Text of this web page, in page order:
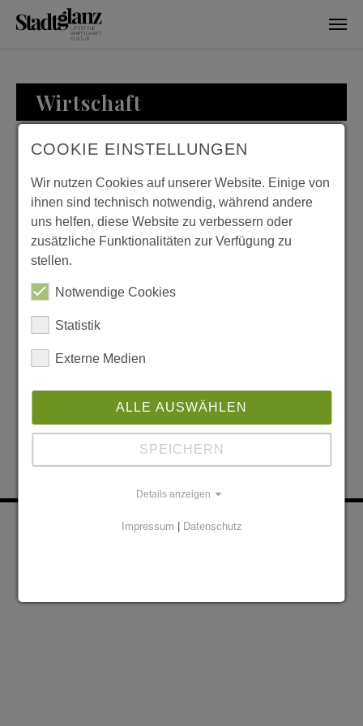
Wirtschaft
WIRTSCHAFT
ZU BESUCH BEI
FAMILIE LOESER
KONTAKT
COOKIE EINSTELLUNGEN
Wir nutzen Cookies auf unserer Website. Einige von
ihnen sind technisch notwendig, während andere
uns helfen, diese Website zu verbessern oder
zusätzliche Funktionalitäten zur Verfügung zu
stellen.
Notwendige Cookies
Statistik
Externe Medien
ALLE AUSWÄHLEN
SPEICHERN
Details anzeigen
Impressum Datenschutz